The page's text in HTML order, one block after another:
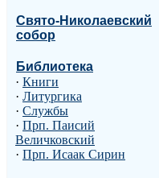
Свято-Николаевский
собор
Библиотека
· Книги
· Литургика
· Службы
· Прп. Паисий
Величковский
· Прп. Исаак Сирин